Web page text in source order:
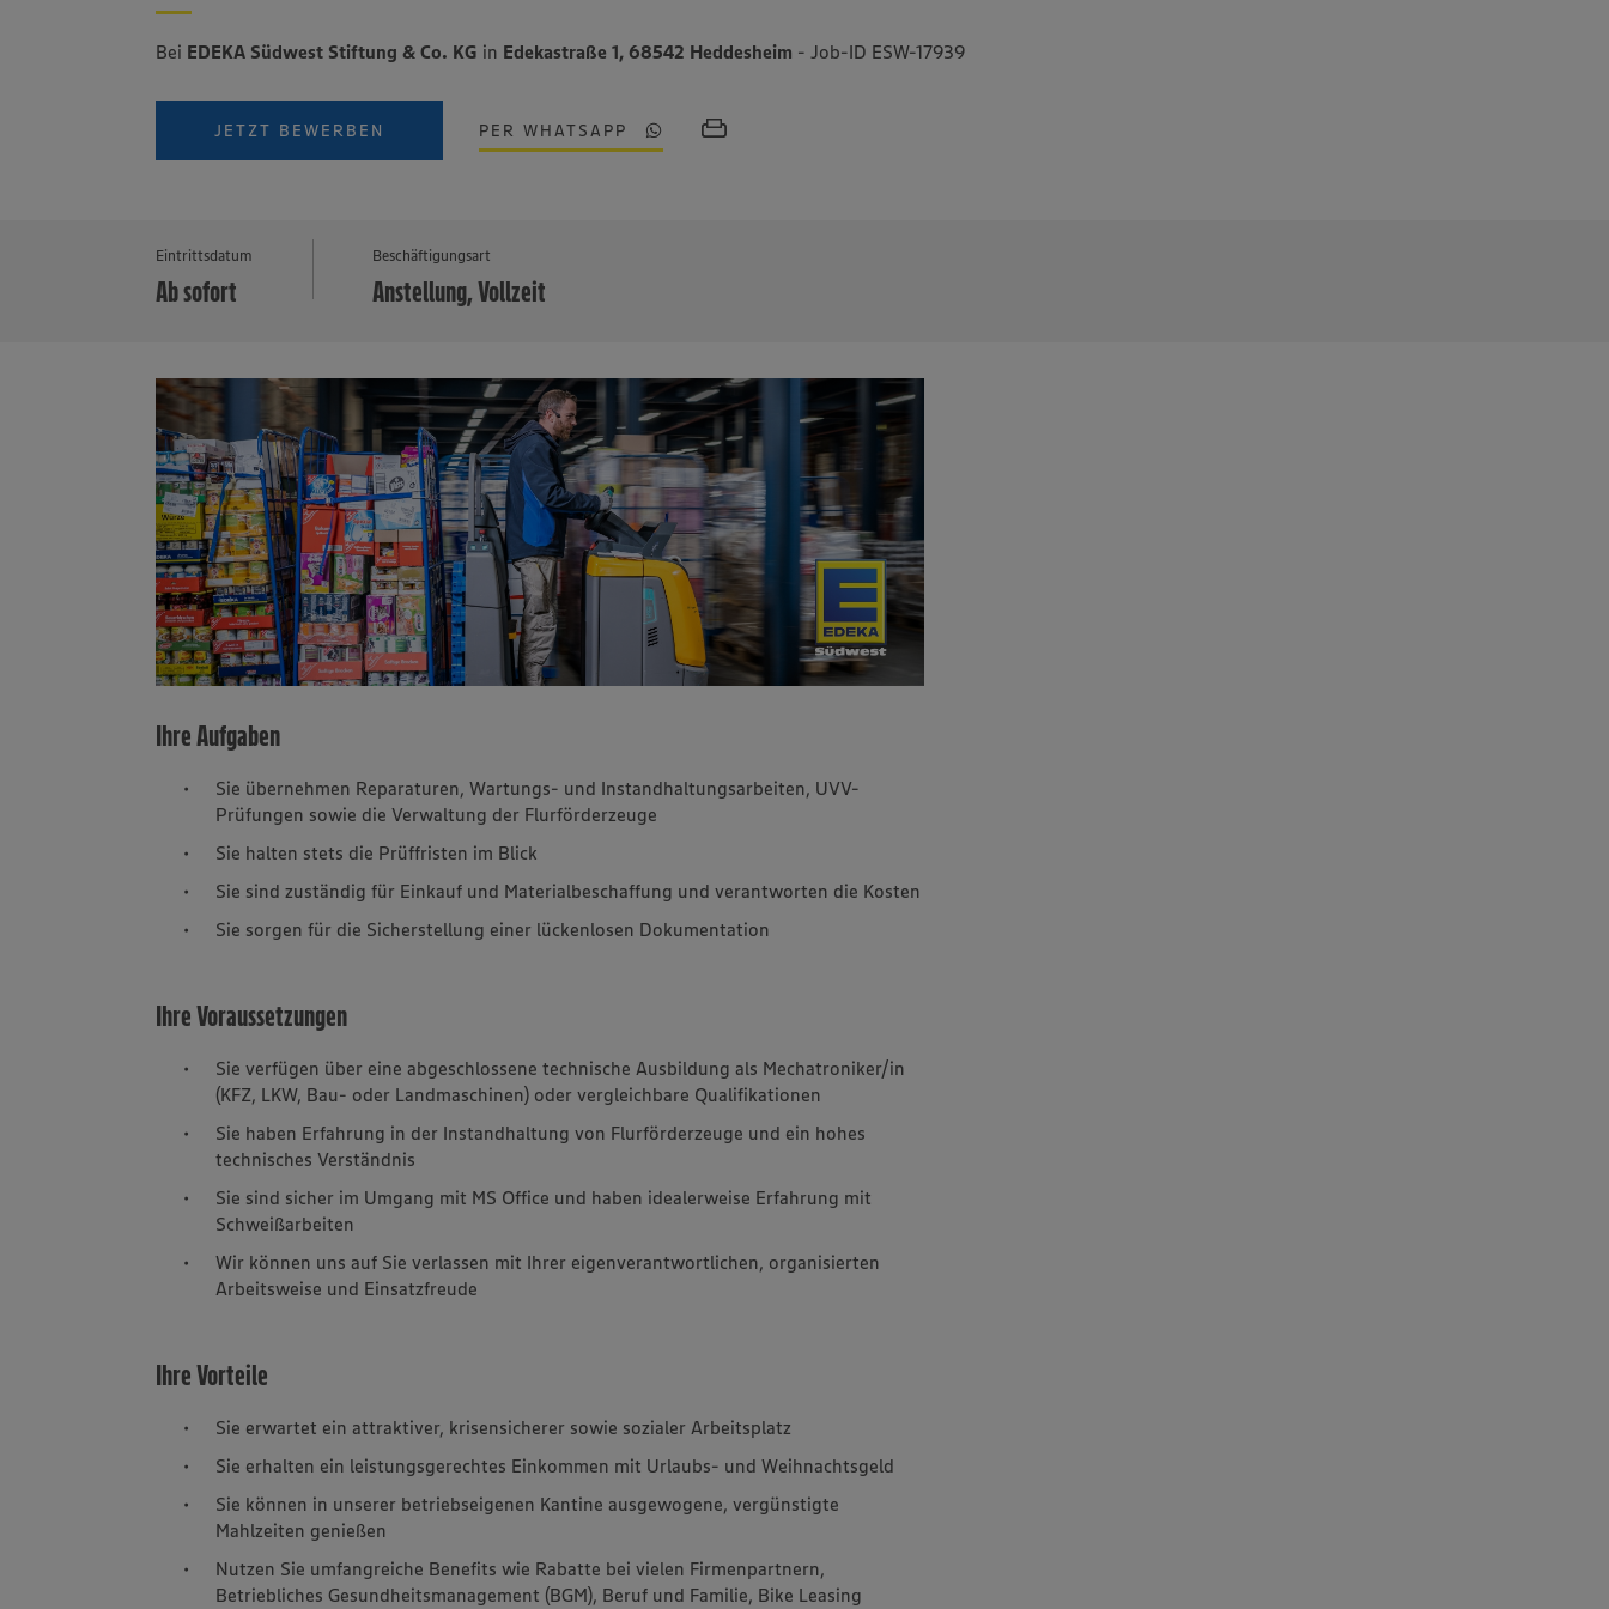
Bei EDEKA Südwest Stiftung & Co. KG in Edekastraße 1, 68542 Heddesheim - Job-ID ESW-17939
JETZT BEWERBEN PER WHATSAPP
Eintrittsdatum
Ab sofort
Beschäftigungsart
Anstellung, Vollzeit
Ihre Aufgaben
Sie übernehmen Reparaturen, Wartungs- und Instandhaltungsarbeiten, UVV-
Prüfungen sowie die Verwaltung der Flurförderzeuge
Sie halten stets die Prüffristen im Blick
Sie sind zuständig für Einkauf und Materialbeschaffung und verantworten die Kosten
Sie sorgen für die Sicherstellung einer lückenlosen Dokumentation
Ihre Voraussetzungen
Sie verfügen über eine abgeschlossene technische Ausbildung als Mechatroniker/in
(KFZ, LKW, Bau- oder Landmaschinen) oder vergleichbare Qualifikationen
Sie haben Erfahrung in der Instandhaltung von Flurförderzeuge und ein hohes
technisches Verständnis
Sie sind sicher im Umgang mit MS Office und haben idealerweise Erfahrung mit
Schweißarbeiten
Wir können uns auf Sie verlassen mit Ihrer eigenverantwortlichen, organisierten
Arbeitsweise und Einsatzfreude
Ihre Vorteile
Sie erwartet ein attraktiver, krisensicherer sowie sozialer Arbeitsplatz
Sie erhalten ein leistungsgerechtes Einkommen mit Urlaubs- und Weihnachtsgeld
Sie können in unserer betriebseigenen Kantine ausgewogene, vergünstigte
Mahlzeiten genießen
Nutzen Sie umfangreiche Benefits wie Rabatte bei vielen Firmenpartnern,
Betriebliches Gesundheitsmanagement (BGM), Beruf und Familie, Bike Leasing